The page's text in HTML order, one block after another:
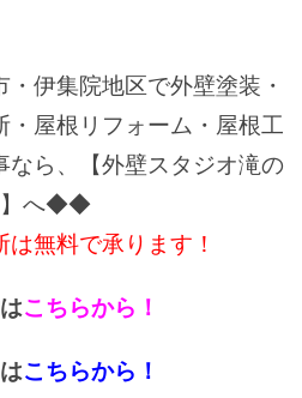
伊集院地区で外壁塗装・
・屋根リフォーム・屋根工
なら、【外壁スタジオ滝の
】へ◆◆
無料で承ります！
こちらから！
こちらから！